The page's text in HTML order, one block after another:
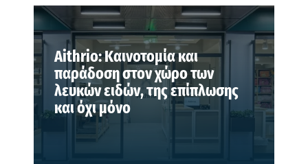
Aithrio: Καινοτομία και
παράδοση στον χώρο των
λευκών ειδών, της επίπλωσης
και όχι μόνο